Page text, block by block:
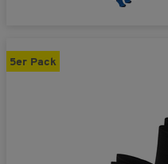
5er Pack